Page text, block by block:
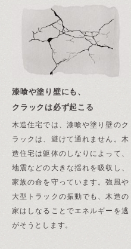
漆喰や塗り壁にも、
クラックは必ず起こる
木造住宅では、漆喰や塗り壁のク
ラックは、避けて通れません。木
造住宅は躯体のしなりによって、
地震などの大きな揺れを吸収し、
家族の命を守っています。強風や
大型トラックの振動でも、木造の
家はしなることでエネルギーを逃
がそうとします。